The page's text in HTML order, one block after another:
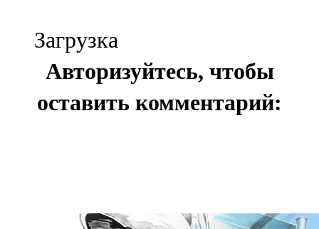
Загрузка
Авторизуйтесь, чтобы
оставить комментарий: